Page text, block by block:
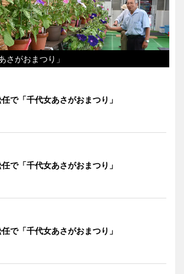
さがおまつり」
で「千代女あさがおまつり」
で「千代女あさがおまつり」
で「千代女あさがおまつり」